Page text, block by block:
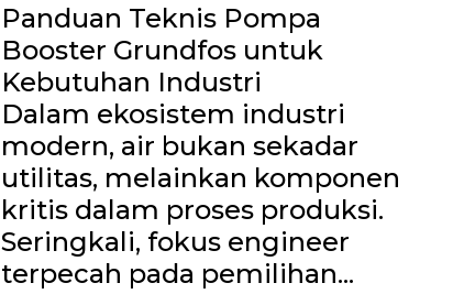
Panduan Teknis Pompa
Booster Grundfos untuk
Kebutuhan Industri
Dalam ekosistem industri
modern, air bukan sekadar
utilitas, melainkan komponen
kritis dalam proses produksi.
Seringkali, fokus engineer
terpecah pada pemilihan...